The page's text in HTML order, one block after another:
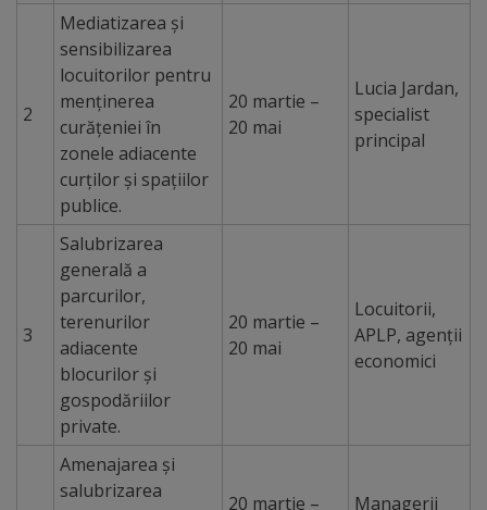
și
tarife
Înscrierea
copiilor
în
grădiniță/Plăți
Înterprinderi
municipale
Comgaz-
Plus
Modele
2
Mediatizarea și
sensibilizarea
locuitorilor pentru
menținerea
curățeniei în
zonele adiacente
curților și spațiilor
publice.
20 martie –
20 mai
Lucia Jardan,
specialist
principal
3
Salubrizarea
generală a
parcurilor,
terenurilor
adiacente
blocurilor și
gospodăriilor
private.
20 martie –
20 mai
Locuitorii,
APLP, agenții
economici
Amenajarea și
salubrizarea
20 martie – Managerii